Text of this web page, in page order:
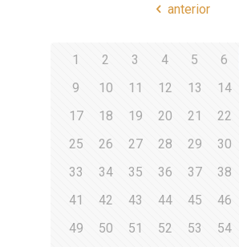
anterior
1 2 3 4 5 6
9
10 11 12 13 14
17
18 19 20 21 22
25
26 27 28 29 30
33
34 35 36 37 38
41
42 43 44 45 46
49
50 51 52 53 54